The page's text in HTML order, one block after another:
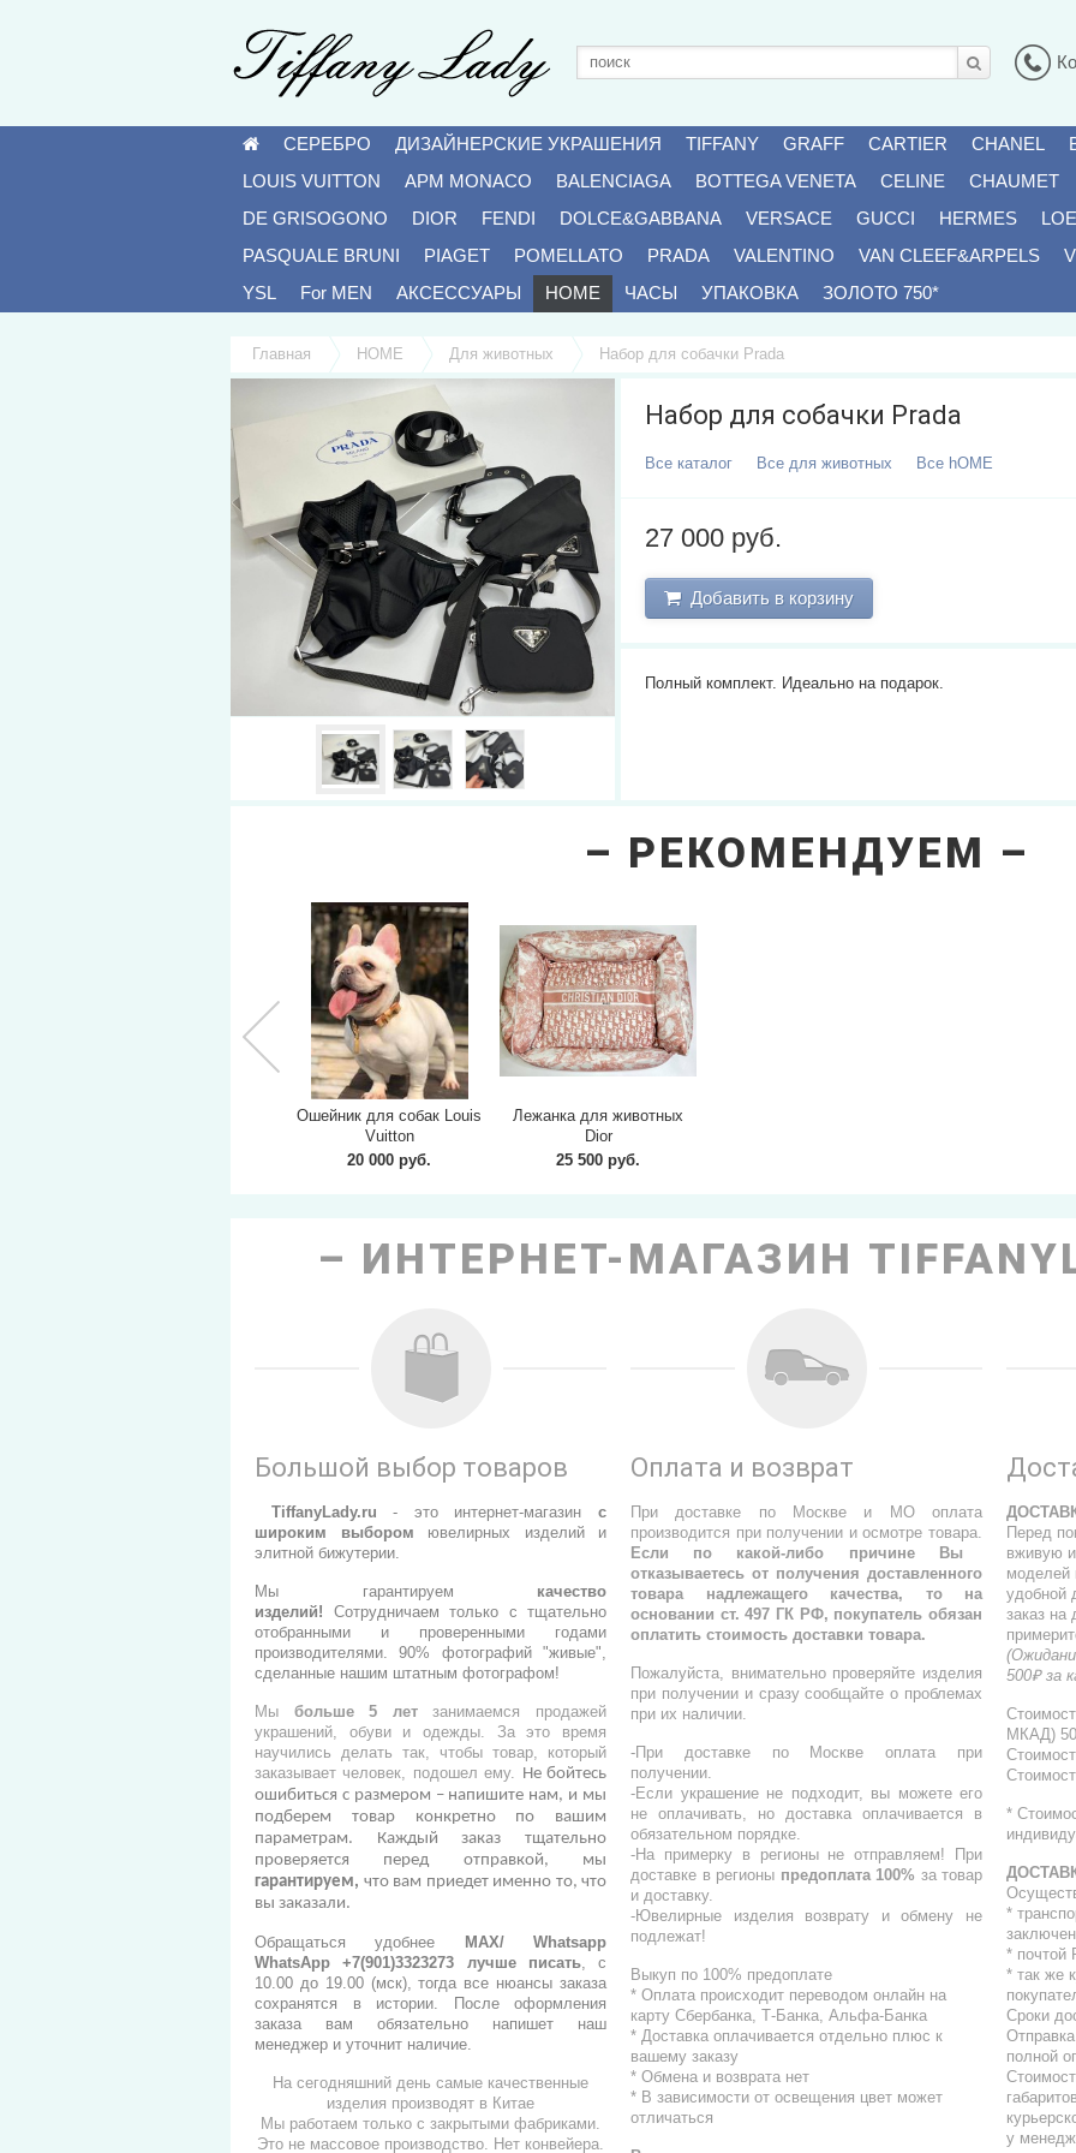
СЕРЕБРО ДИЗАЙНЕРСКИЕ УКРАШЕНИЯ TIFFANY GRAFF CARTIER CHANEL
LOUIS VUITTON
APM MONACO BALENCIAGA BOTTEGA VENETA CELINE CHAUMET
DE GRISOGONO
DIOR FENDI DOLCE&GABBANA VERSACE GUCCI HERMES
PASQUALE BRUNI
PIAGET POMELLATO PRADA VALENTINO VAN CLEEF&ARPELS
YSL
For MEN АКСЕССУАРЫ HOME ЧАСЫ УПАКОВКА ЗОЛОТО 750*
Главная HOME Для животных Набор для собачки Prada
Набор для собачки Prada
Все Каталог Все Для животных Все HOME
27 000 руб.
Добавить в корзину
Полный комплект. Идеально на подарок.
РЕКОМЕНДУЕМ
Ошейник для собак Louis
Vuitton
20 000 руб.
Лежанка для животных
Dior
25 500 руб.
ИНТЕРНЕТ-МАГАЗИН
Большой выбор товаров
TiffanyLady.ru - это интернет-магазин
с
широким выбором ювелирных изделий и
элитной бижутерии.
Мы гарантируем качество
изделий! Сотрудничаем только с тщательно
отобранными и проверенными годами
производителями.90% фотографий "живые",
сделанные нашим штатным фотографом!
Мы больше 5 летзанимаемся продажей
украшений, обуви и одежды. За это время
научились делать так, чтобы товар, который
заказывает человек, подошел ему. Не бойтесь
ошибиться с размером – напишите нам, и мы
подберем товар конкретно по вашим
параметрам. Каждый заказ тщательно
проверяется перед отправкой, мы
гарантируем, что вам приедет именно то, что
вы заказали.
Обращаться удобнее МАХ/ Whatsapp
WhatsApp +7(901)3323273 лучше писать, с
10.00 до 19.00 (мск), тогда все нюансы заказа
сохранятся в истории. После оформления
заказа вам обязательно напишет наш
менеджер и уточнит наличие.
На сегодняшний день самые качественные
изделия производят в Китае
Мы работаем только с закрытыми фабриками.
Это не массовое производство. Нет конвейера.
Оплата и возврат
При доставке по Москве и МО оплата
производится при получении и осмотре товара.
Если по какой-либо причине Вы
отказываетесь от получения доставленного
товара надлежащего качества, то на
основании ст. 497 ГК РФ, покупатель обязан
оплатить стоимость доставки товара.
Пожалуйста, внимательно проверяйте изделия
при получении и сразу сообщайте о проблемах
при их наличии.
-При доставке по Москве оплата при
получении.
-Если украшение не подходит, вы можете его
не оплачивать, но доставка оплачивается в
обязательном порядке.
-На примерку в регионы не отправляем! При
доставке в регионы предоплата 100% за товар
и доставку.
-Ювелирные изделия возврату и обмену не
подлежат!
Выкуп по 100% предоплате
* Оплата происходит переводом онлайн на
карту Сбербанка, Т-Банка, Альфа-Банка
* Доставка оплачивается отдельно плюс к
вашему заказу
* Обмена и возврата нет
* В зависимости от освещения цвет может
отличаться
Перед
вживую и
моделей
удобной
заказ
500₽ за
МКАД)
*
*
* почтой
* ⁠так же
Сроки
полной
у